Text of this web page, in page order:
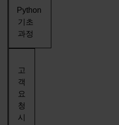
Python
기초
과정
고
객
요
청
시